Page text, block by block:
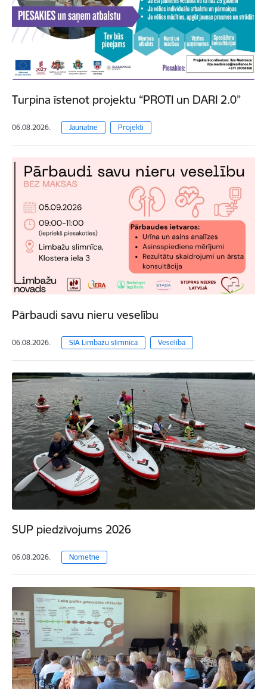
Turpina īstenot projektu “PROTI un DARI 2.0”
06.08.2026. Jaunatne Projekti
Pārbaudi savu nieru veselību
06.08.2026. SIA Limbažu slimnīca Veselība
SUP piedzīvojums 2026
06.08.2026. Nometne